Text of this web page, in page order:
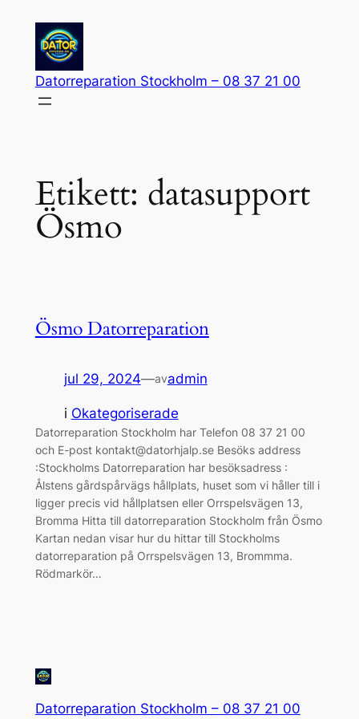
innehåll
Datorreparation Stockholm – 08 37 21 00
Etikett: datasupport
Ösmo
Ösmo Datorreparation
jul 29, 2024—avadmin
i Okategoriserade
Datorreparation Stockholm har Telefon 08 37 21 00
och E-post kontakt@datorhjalp.se Besöks address
:Stockholms Datorreparation har besöksadress :
Ålstens gårdspårvägs hållplats, huset som vi håller till i
ligger precis vid hållplatsen eller Orrspelsvägen 13,
Bromma Hitta till datorreparation Stockholm från Ösmo
Kartan nedan visar hur du hittar till Stockholms
datorreparation på Orrspelsvägen 13, Brommma.
Rödmarkör…
Datorreparation Stockholm – 08 37 21 00